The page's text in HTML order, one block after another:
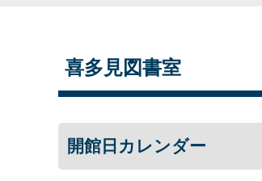
喜多見図書室
開館日カレンダー